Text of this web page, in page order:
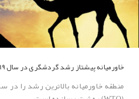
خاورمیانه پیشتاز رشد گردشگری در سال ۲۰۱۹
منطقه خاورمیانه بالاترین رشد را در